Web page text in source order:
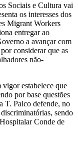
Sociais e Cultura vai
os interesses dos
Migrant Workers
entregar ao
a avançar com
considerar que as
não-
vigor estabelece que
por base questões
T. Palco defende, no
sendo
Conde de